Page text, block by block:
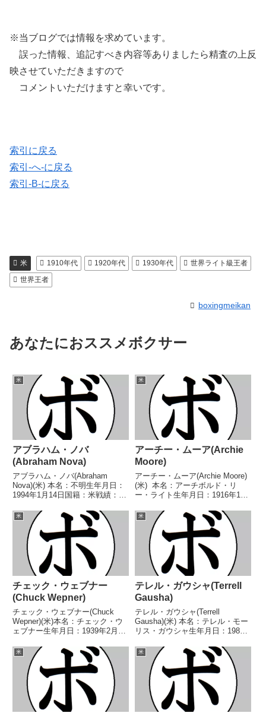
※当ブログでは情報を求めています。
誤った情報、追記すべき内容等ありましたら精査の上反
映させていただきますので
コメントいただけますと幸いです。
索引に戻る
索引-へ-に戻る
索引-B-に戻る
米 1910年代 1920年代 1930年代
世界ライト級王者
世界王者
boxingmeikan
あなたにおススメボクサー
米
アブラハム・ノバ
(Abraham Nova)
アブラハム・ノバ(Abraham
Nova)(米) 本名：不明生年月日：
1994年1月14日国籍：米戦績：29
トル】NABA北米スーパーフェザ
ー級王座 【戦歴】2016/04/29
○1RTKO ウェ...
米
アーチー・ムーア(Archie
Moore)
アーチー・ムーア(Archie Moore)
(米) 本名：アーチボルド・リ
ー・ライト生年月日：1916年12
勝(132KO)23敗10分1無効試
合 【獲得タイトル】米-カリフォ
ルニア州ミドル級王座米-...
米
チェック・ウェブナー
(Chuck Wepner)
チェック・ウェブナー(Chuck
Wepner)(米)本名：チェック・ウ
ェブナー生年月日：1939年2月26
(17KO)14敗2分【獲得タイトル】
米-ニュージャージー州ヘビー級
王座米-ニュージャージー州ヘビ
ー級王...
米
テレル・ガウシャ(Terrell
Gausha)
テレル・ガウシャ(Terrell
Gausha)(米) 本名：テレル・モー
リス・ガウシャ生年月日：1987
24勝(12KO)6敗1分 【獲得タイト
ル】2009年度米国選手権ミドル
級優勝(アマチュア)2012年...
米 米